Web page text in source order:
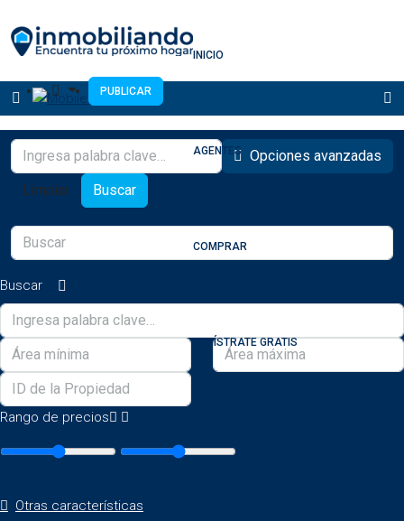
INICIO
AGENTES
COMPRAR
REGÍSTRATE GRATIS
PUBLICAR
Opciones avanzadas
Limpiar
Buscar
Buscar
Rango de precios
Otras características